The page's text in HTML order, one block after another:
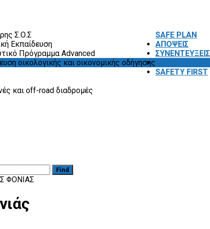
SAFE PLAN
Σ.Ο.Σ
Εκπαίδευση
Πρόγραμμα Advanced
οικολογικής και οικονομικής οδήγησης
και off-road διαδρομές
ΑΠΟΨΕΙΣ
ΣΥΝΕΝΤΕΥΞΕΙΣ
SAFETY FIRST
Find
ΦΟΝΙΆΣ